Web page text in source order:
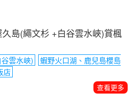
久島(繩文杉 +白谷雲水峽)賞楓
雲水峽)
蝦野火口湖、鹿兒島櫻島
店
查看更多